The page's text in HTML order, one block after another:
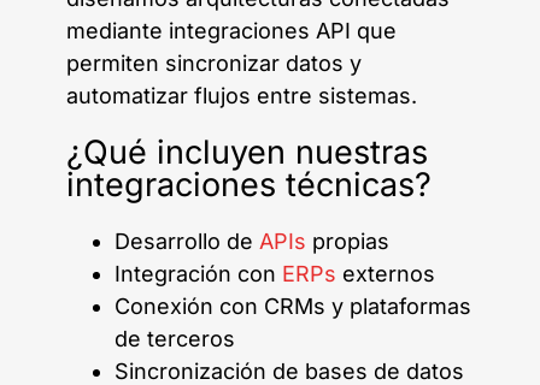
mediante integraciones API que
permiten sincronizar datos y
automatizar flujos entre sistemas.
¿Qué incluyen nuestras
integraciones técnicas?
Desarrollo de APIs propias
Integración con ERPs externos
Conexión con CRMs y plataformas
de terceros
Sincronización de bases de datos